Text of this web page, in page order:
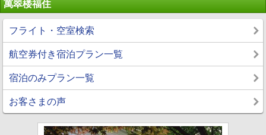
萬翠楼福住
フライト・空室検索
航空券付き宿泊プラン一覧
宿泊のみプラン一覧
お客さまの声